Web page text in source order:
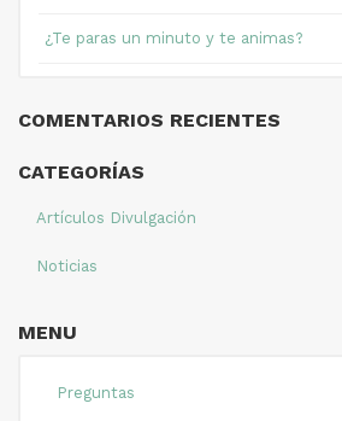
¿Te paras un minuto y te animas?
COMENTARIOS RECIENTES
CATEGORÍAS
Artículos Divulgación
Noticias
MENU
Preguntas